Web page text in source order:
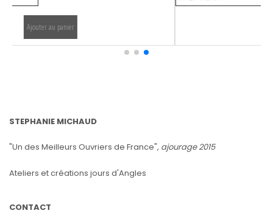
au panier
STEPHANIE MICHAUD
"Un des Meilleurs Ouvriers de France", ajourage 2015
Ateliers et créations jours d'Angles
CONTACT